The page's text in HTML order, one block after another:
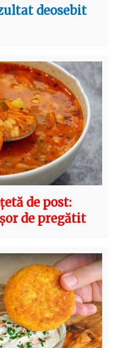
deosebit
de post:
de pregătit